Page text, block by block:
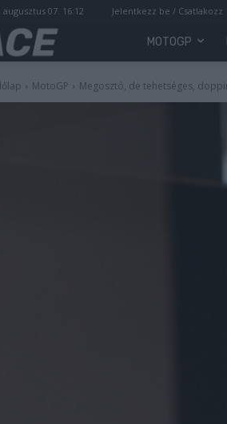
augusztus 07. 16:12 Jelentkezz be / Csatlakozz
MOTOGP
MotoGP Megosztó, de tehetséges,